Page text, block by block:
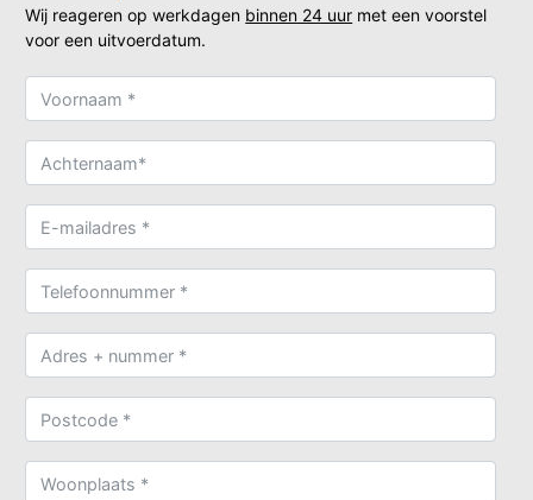
Wij reageren op werkdagen binnen 24 uur met een voorstel
voor een uitvoerdatum.